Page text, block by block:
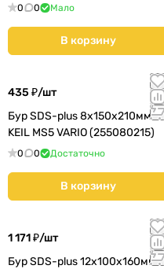
0 0 Мало
В корзину
435 ₽/шт
Бур SDS-plus 8х150х210мм
KEIL MS5 VARIO (255080215)
0 0 Достаточно
В корзину
1 171 ₽/шт
Бур SDS-plus 12х100х160мм